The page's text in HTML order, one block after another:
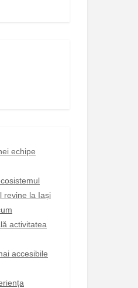
echipe
revine la Iași
activitatea
accesibile